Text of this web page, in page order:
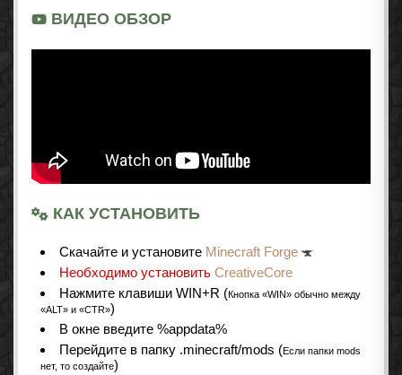
ВИДЕО ОБЗОР
КАК УСТАНОВИТЬ
Cкачайте и установите Minecraft Forge
Необходимо установить CreativeCore
Нажмите клавиши WIN+R (Кнопка «WIN» обычно между
«ALT» и «CTR»)
В окне введите %appdata%
Перейдите в папку .minecraft/mods (Если папки mods
нет, то создайте)